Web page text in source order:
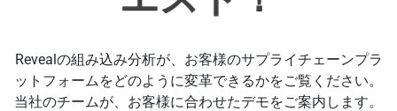
Revealの組み込み分析が、お客様のサプライチェーンプラ
ットフォームをどのように変革できるかをご覧ください。
当社のチームが、お客様に合わせたデモをご案内します。